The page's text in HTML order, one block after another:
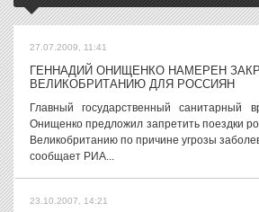
27.07.2009, 11:41
ГЕННАДИЙ ОНИЩЕНКО НАМЕРЕН
ВЕЛИКОБРИТАНИЮ ДЛЯ РОССИЯН
Главный государственный санитарный
Онищенко предложил запретить поездки
Великобританию по причине угрозы
сообщает РИА...
23.10.2007, 14:21